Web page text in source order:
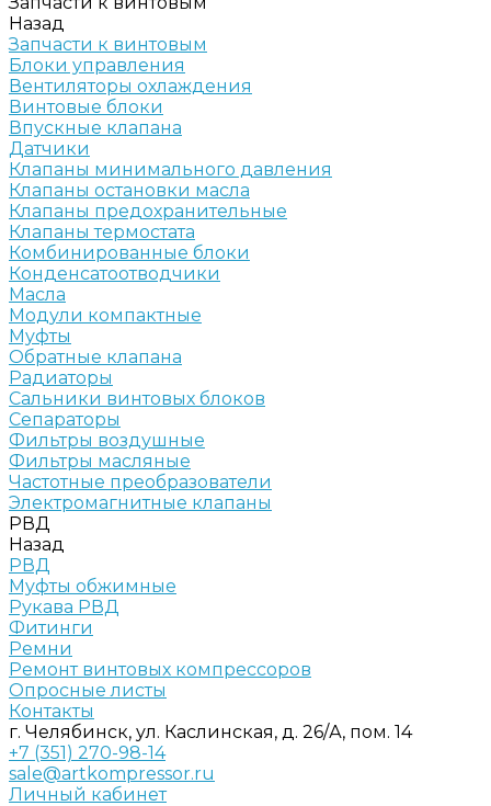
Назад
Запчасти к винтовым
Блоки управления
Вентиляторы охлаждения
Винтовые блоки
Впускные клапана
Датчики
Клапаны минимального давления
Клапаны остановки масла
Клапаны предохранительные
Клапаны термостата
Комбинированные блоки
Конденсатоотводчики
Масла
Модули компактные
Муфты
Обратные клапана
Радиаторы
Сальники винтовых блоков
Сепараторы
Фильтры воздушные
Фильтры масляные
Частотные преобразователи
Электромагнитные клапаны
РВД
Назад
РВД
Муфты обжимные
Рукава РВД
Фитинги
Ремни
Ремонт винтовых компрессоров
Опросные листы
Контакты
г. Челябинск, ул. Каслинская, д. 26/А, пом. 14
+7 (351) 270-98-14
sale@artkompressor.ru
Личный кабинет